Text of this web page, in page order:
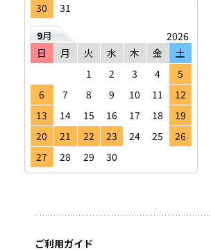
30
31
9月
2026
日
月 火 水 木 金
土
1
2 3 4
5
6
7 8 9 10 11
12
13
14 15 16 17 18
19
20
21 22 23 24 25
26
27
28 29 30
ご利用ガイド